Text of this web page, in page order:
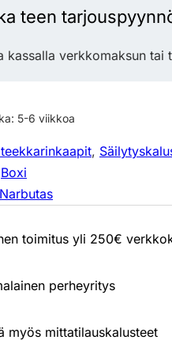
teen
kassalla verkkomaksun
5-6 viikkoa
,
Boxi
Narbutas
toimitus yli 250€
perheyritys
myös mittatilauskalusteet